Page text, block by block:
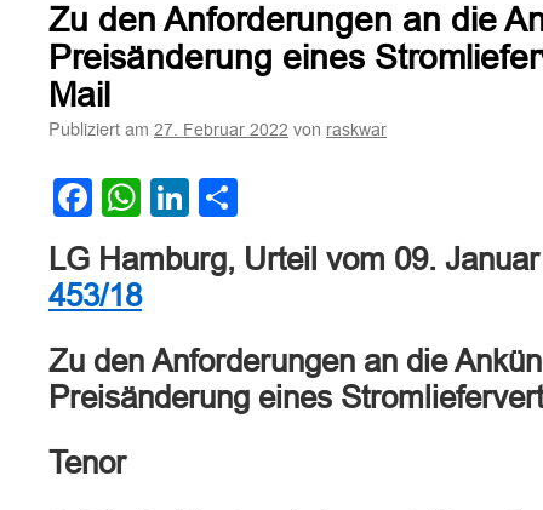
Zu den Anforderungen an die
Preisänderung eines
Mail
Publiziert am 27. Februar 2022 von raskwar
Facebook
WhatsApp
LinkedIn
LG Hamburg, Urteil vom 09.
453/18
Zu den Anforderungen an die
Preisänderung eines
Tenor